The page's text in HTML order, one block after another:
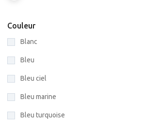
Couleur
Blanc
Bleu
Bleu ciel
Bleu marine
Bleu turquoise